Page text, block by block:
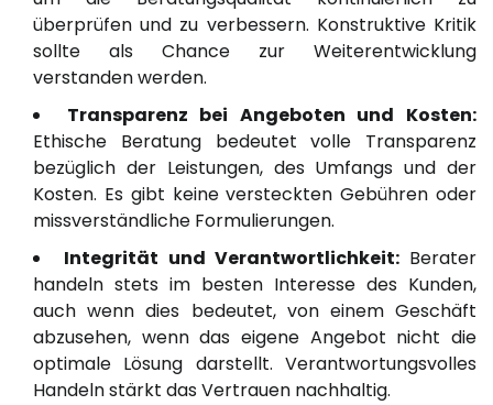
überprüfen und zu verbessern. Konstruktive Kritik
sollte als Chance zur Weiterentwicklung
verstanden werden.
Transparenz bei Angeboten und Kosten:
Ethische Beratung bedeutet volle Transparenz
bezüglich der Leistungen, des Umfangs und der
Kosten. Es gibt keine versteckten Gebühren oder
missverständliche Formulierungen.
Integrität und Verantwortlichkeit:Berater
handeln stets im besten Interesse des Kunden,
auch wenn dies bedeutet, von einem Geschäft
abzusehen, wenn das eigene Angebot nicht die
optimale Lösung darstellt. Verantwortungsvolles
Handeln stärkt das Vertrauen nachhaltig.